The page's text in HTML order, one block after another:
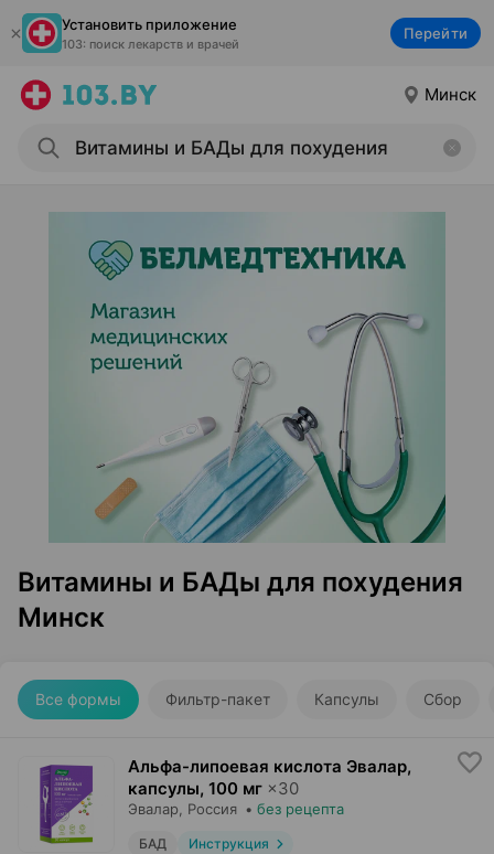
Установить приложение
103: поиск лекарств и врачей
Перейти
Минск
Витамины и БАДы для похудения
Минск
Все формы Фильтр-пакет Капсулы Сбор
Альфа-липоевая кислота Эвалар,
капсулы, 100 мг ×30
Эвалар , Россия • без рецепта
БАД Инструкция